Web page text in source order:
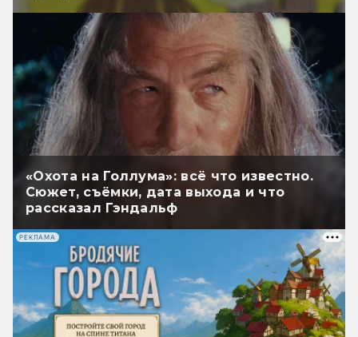
«Охота на Голлума»: всё что известно.
Сюжет, съёмки, дата выхода и что
рассказал Гэндальф
РЕКЛАМА